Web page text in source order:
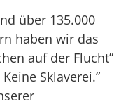
über 135.000
haben wir das
auf der Flucht”
Sklaverei.”